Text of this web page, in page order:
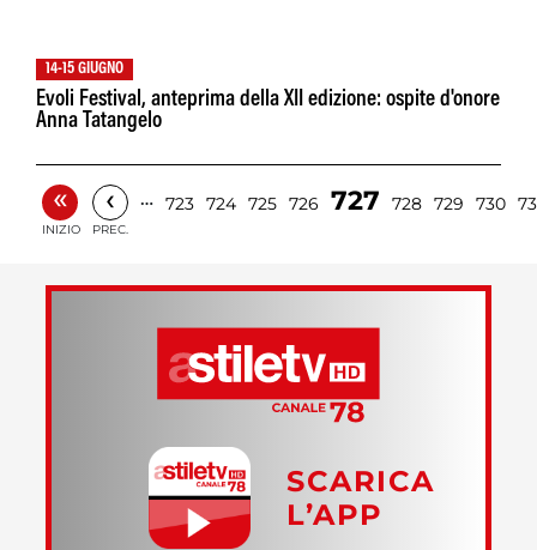
14-15 GIUGNO
Evoli Festival, anteprima della XII edizione: ospite d'onore
Anna Tatangelo
«
INIZIO
‹
PREC.
… 723 724 725 726 727 728 729 730
SCARICA
L’APP